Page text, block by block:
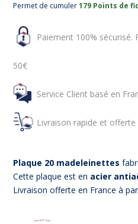
Permet de cumuler179 Points de
Paiement 100% sécurisé.
50€
Service Client basé en
Livraison rapide et offerte
Plaque 20 madeleinettes
Cette plaque est en acier
Livraison offerte en France à